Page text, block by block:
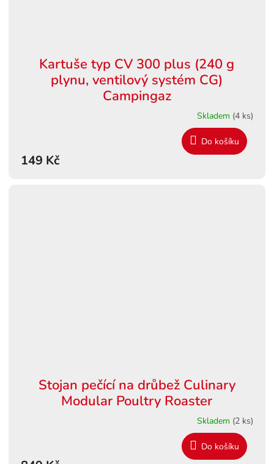
Kartuše typ CV 300 plus (240 g
plynu, ventilový systém CG)
Campingaz
Skladem (4 ks)
149 Kč
Do košíku
Stojan pečící na drůbež Culinary
Modular Poultry Roaster
Skladem (2 ks)
Do košíku